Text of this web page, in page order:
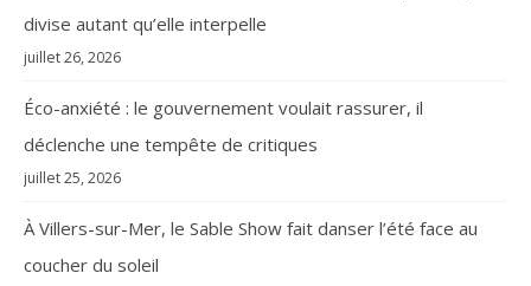
divise autant qu’elle interpelle
juillet 26, 2026
Éco-anxiété : le gouvernement voulait rassurer, il
déclenche une tempête de critiques
juillet 25, 2026
À Villers-sur-Mer, le Sable Show fait danser l’été face au
coucher du soleil